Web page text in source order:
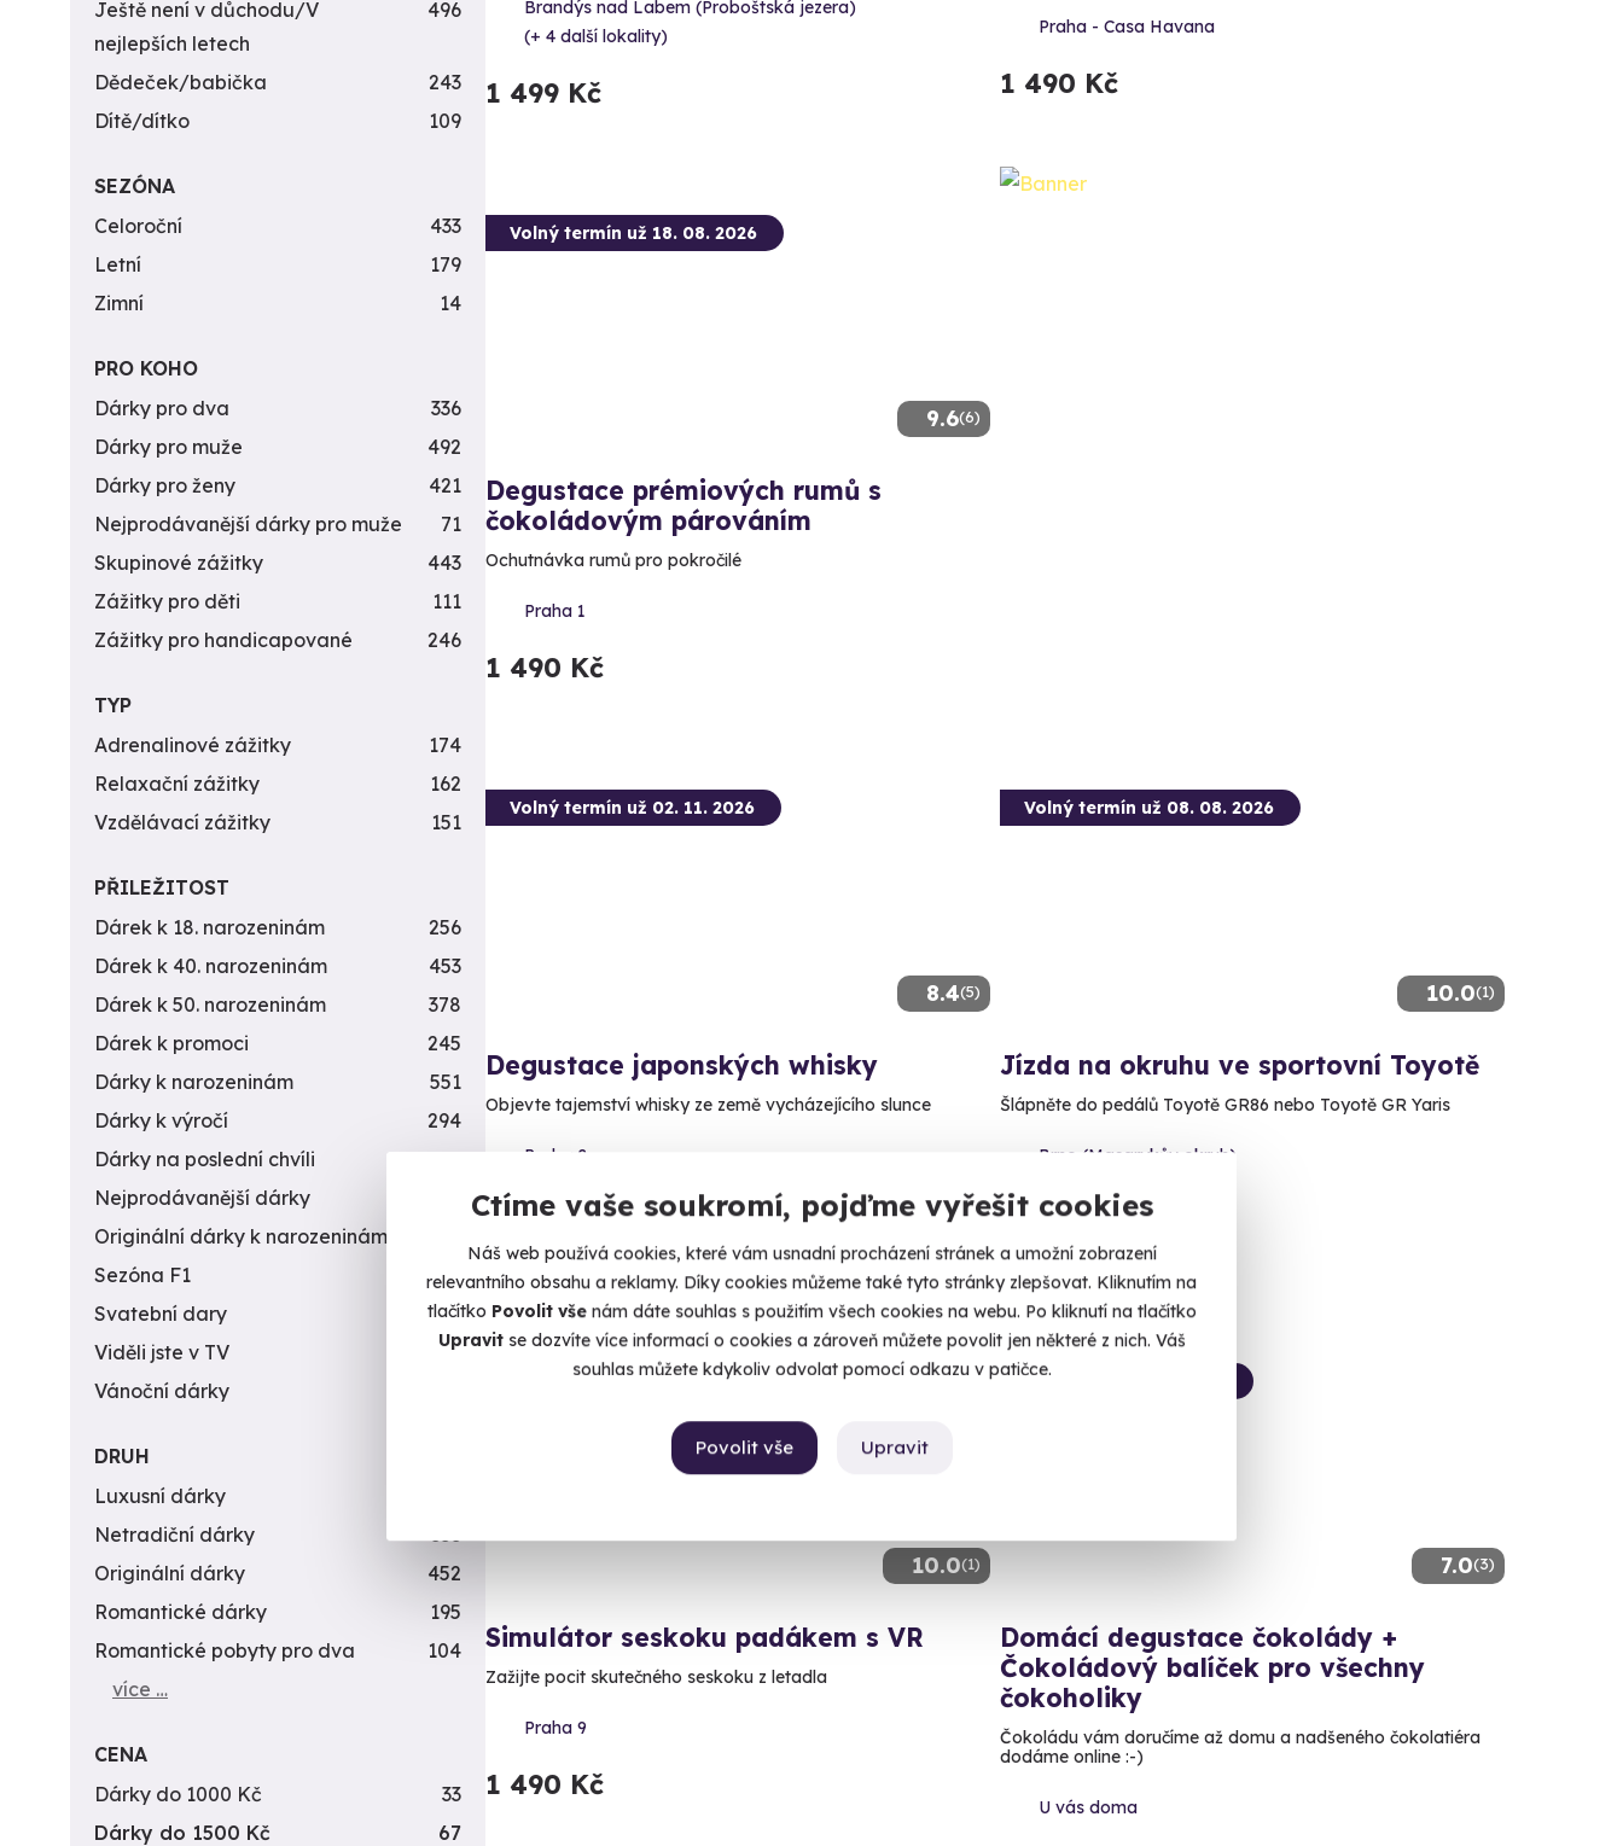
Ctíme vaše soukromí, pojďme vyřešit cookies
Náš web používá cookies, které vám usnadní procházení stránek a umožní zobrazení
relevantního obsahu a reklamy. Díky cookies můžeme také tyto stránky zlepšovat. Kliknutím na
tlačítko Povolit vše nám dáte souhlas s použitím všech cookies na webu. Po kliknutí na tlačítko
Upravitse dozvíte více informací o cookies a zároveň můžete povolit jen některé z nich. Váš
souhlas můžete kdykoliv odvolat pomocí odkazu v patičce.
Upravit
Povolit vše
Brandýs nad Labem (Proboštská jezera)
(+ 4 další lokality)
1 499 Kč
Praha - Casa Havana
1 490 Kč
9.6(6)
Volný termín už 18. 08. 2026
Degustace prémiových rumů s
čokoládovým párováním
Ochutnávka rumů pro pokročilé
Praha 1
1 490 Kč
8.4(5)
Volný termín už 02. 11. 2026
Degustace japonských whisky
Objevte tajemství whisky ze země vycházejícího slunce
Praha 2
1 490 Kč
10.0(1)
Volný termín už 08. 08. 2026
Jízda na okruhu ve sportovní Toyotě
Šlápněte do pedálů Toyotě GR86 nebo Toyotě GR Yaris
Brno (Masarykův okruh)
1 490 Kč
10.0(1)
Volný termín už 08. 08. 2026
Simulátor seskoku padákem s VR
Zažijte pocit skutečného seskoku z letadla
Praha 9
1 490 Kč
7.0(3)
Exkluzivně u Zážitky.cz
Domácí degustace čokolády +
Čokoládový balíček pro všechny
čokoholiky
Čokoládu vám doručíme až domu a nadšeného čokolatiéra
dodáme online :-)
U vás doma
Ještě není v důchodu/V
nejlepších letech
496
Dědeček/babička
243
Dítě/dítko
109
SEZÓNA
Celoroční
433
Letní
179
Zimní
14
PRO KOHO
Dárky pro dva
336
Dárky pro muže
492
Dárky pro ženy
421
Nejprodávanější dárky pro muže
71
Skupinové zážitky
443
Zážitky pro děti
111
Zážitky pro handicapované
246
TYP
Adrenalinové zážitky
174
Relaxační zážitky
162
Vzdělávací zážitky
151
PŘILEŽITOST
Dárek k 18. narozeninám
256
Dárek k 40. narozeninám
453
Dárek k 50. narozeninám
378
Dárek k promoci
245
Dárky k narozeninám
551
Dárky k výročí
294
Dárky na poslední chvíli
450
Nejprodávanější dárky
Originální dárky k narozeninám
Sezóna F1
4
Svatební dary
196
Viděli jste v TV
31
Vánoční dárky
DRUH
Luxusní dárky
Netradiční dárky
353
Originální dárky
452
Romantické dárky
195
Romantické pobyty pro dva
104
více …
CENA
Dárky do 1000 Kč
33
Dárky do 1500 Kč
67